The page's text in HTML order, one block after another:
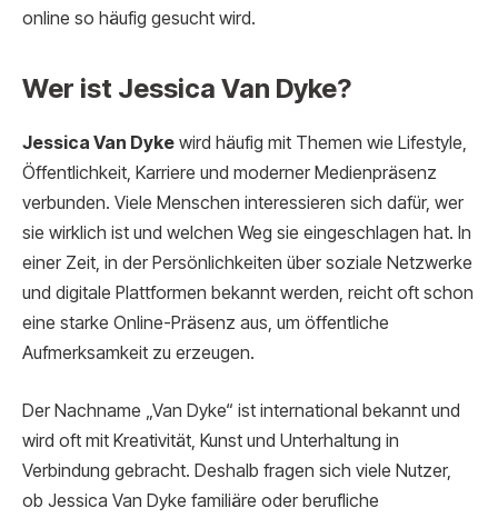
online so häufig gesucht wird.
Wer ist Jessica Van Dyke?
Jessica Van Dyke wird häufig mit Themen wie Lifestyle,
Öffentlichkeit, Karriere und moderner Medienpräsenz
verbunden. Viele Menschen interessieren sich dafür, wer
sie wirklich ist und welchen Weg sie eingeschlagen hat. In
einer Zeit, in der Persönlichkeiten über soziale Netzwerke
und digitale Plattformen bekannt werden, reicht oft schon
eine starke Online-Präsenz aus, um öffentliche
Aufmerksamkeit zu erzeugen.
Der Nachname „Van Dyke“ ist international bekannt und
wird oft mit Kreativität, Kunst und Unterhaltung in
Verbindung gebracht. Deshalb fragen sich viele Nutzer,
ob Jessica Van Dyke familiäre oder berufliche